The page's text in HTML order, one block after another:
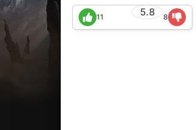
5.8
11 8